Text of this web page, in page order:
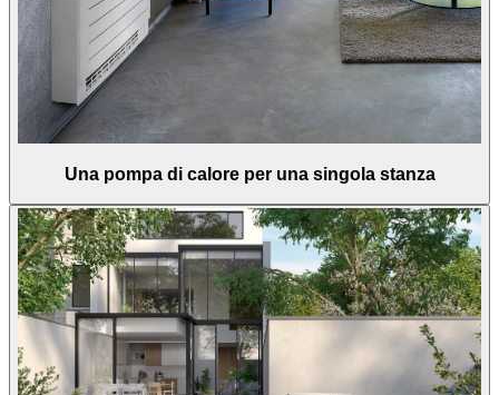
Una pompa di calore per una singola stanza